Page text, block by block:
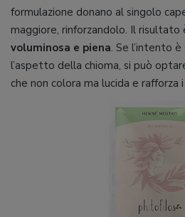
formulazione donano al singolo
maggiore, rinforzandolo. Il risultato
voluminosa e piena. Se l’intento
l’aspetto della chioma, si può
che non colora ma lucida e rafforza